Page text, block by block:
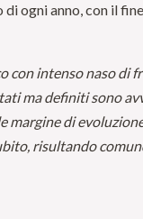
ogni anno, con il
con intenso naso di
ma definiti sono
margine di
risultando